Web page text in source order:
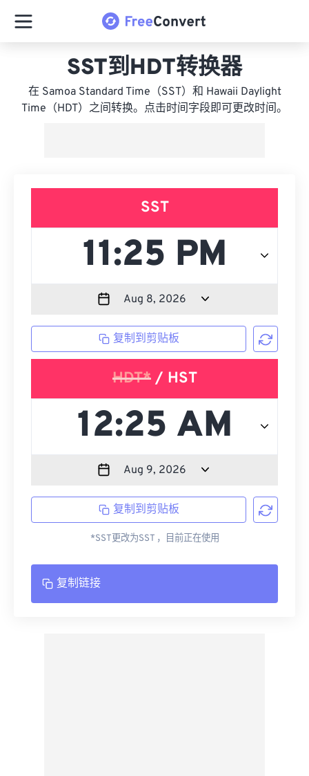
SST到HDT转换器
在 Samoa Standard Time（SST）和 Hawaii Daylight
Time（HDT）之间转换。点击时间字段即可更改时间。
SST
复制到剪贴板
HDT*/ HST
复制到剪贴板
*SST更改为SST ，目前正在使用
复制链接